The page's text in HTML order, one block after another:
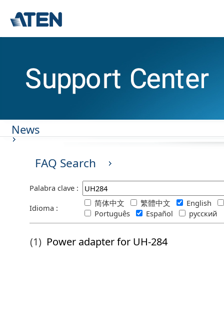
News
FAQ Search
Palabra clave :
Idioma :
简体中文 繁體中文
English
Português
Español русский